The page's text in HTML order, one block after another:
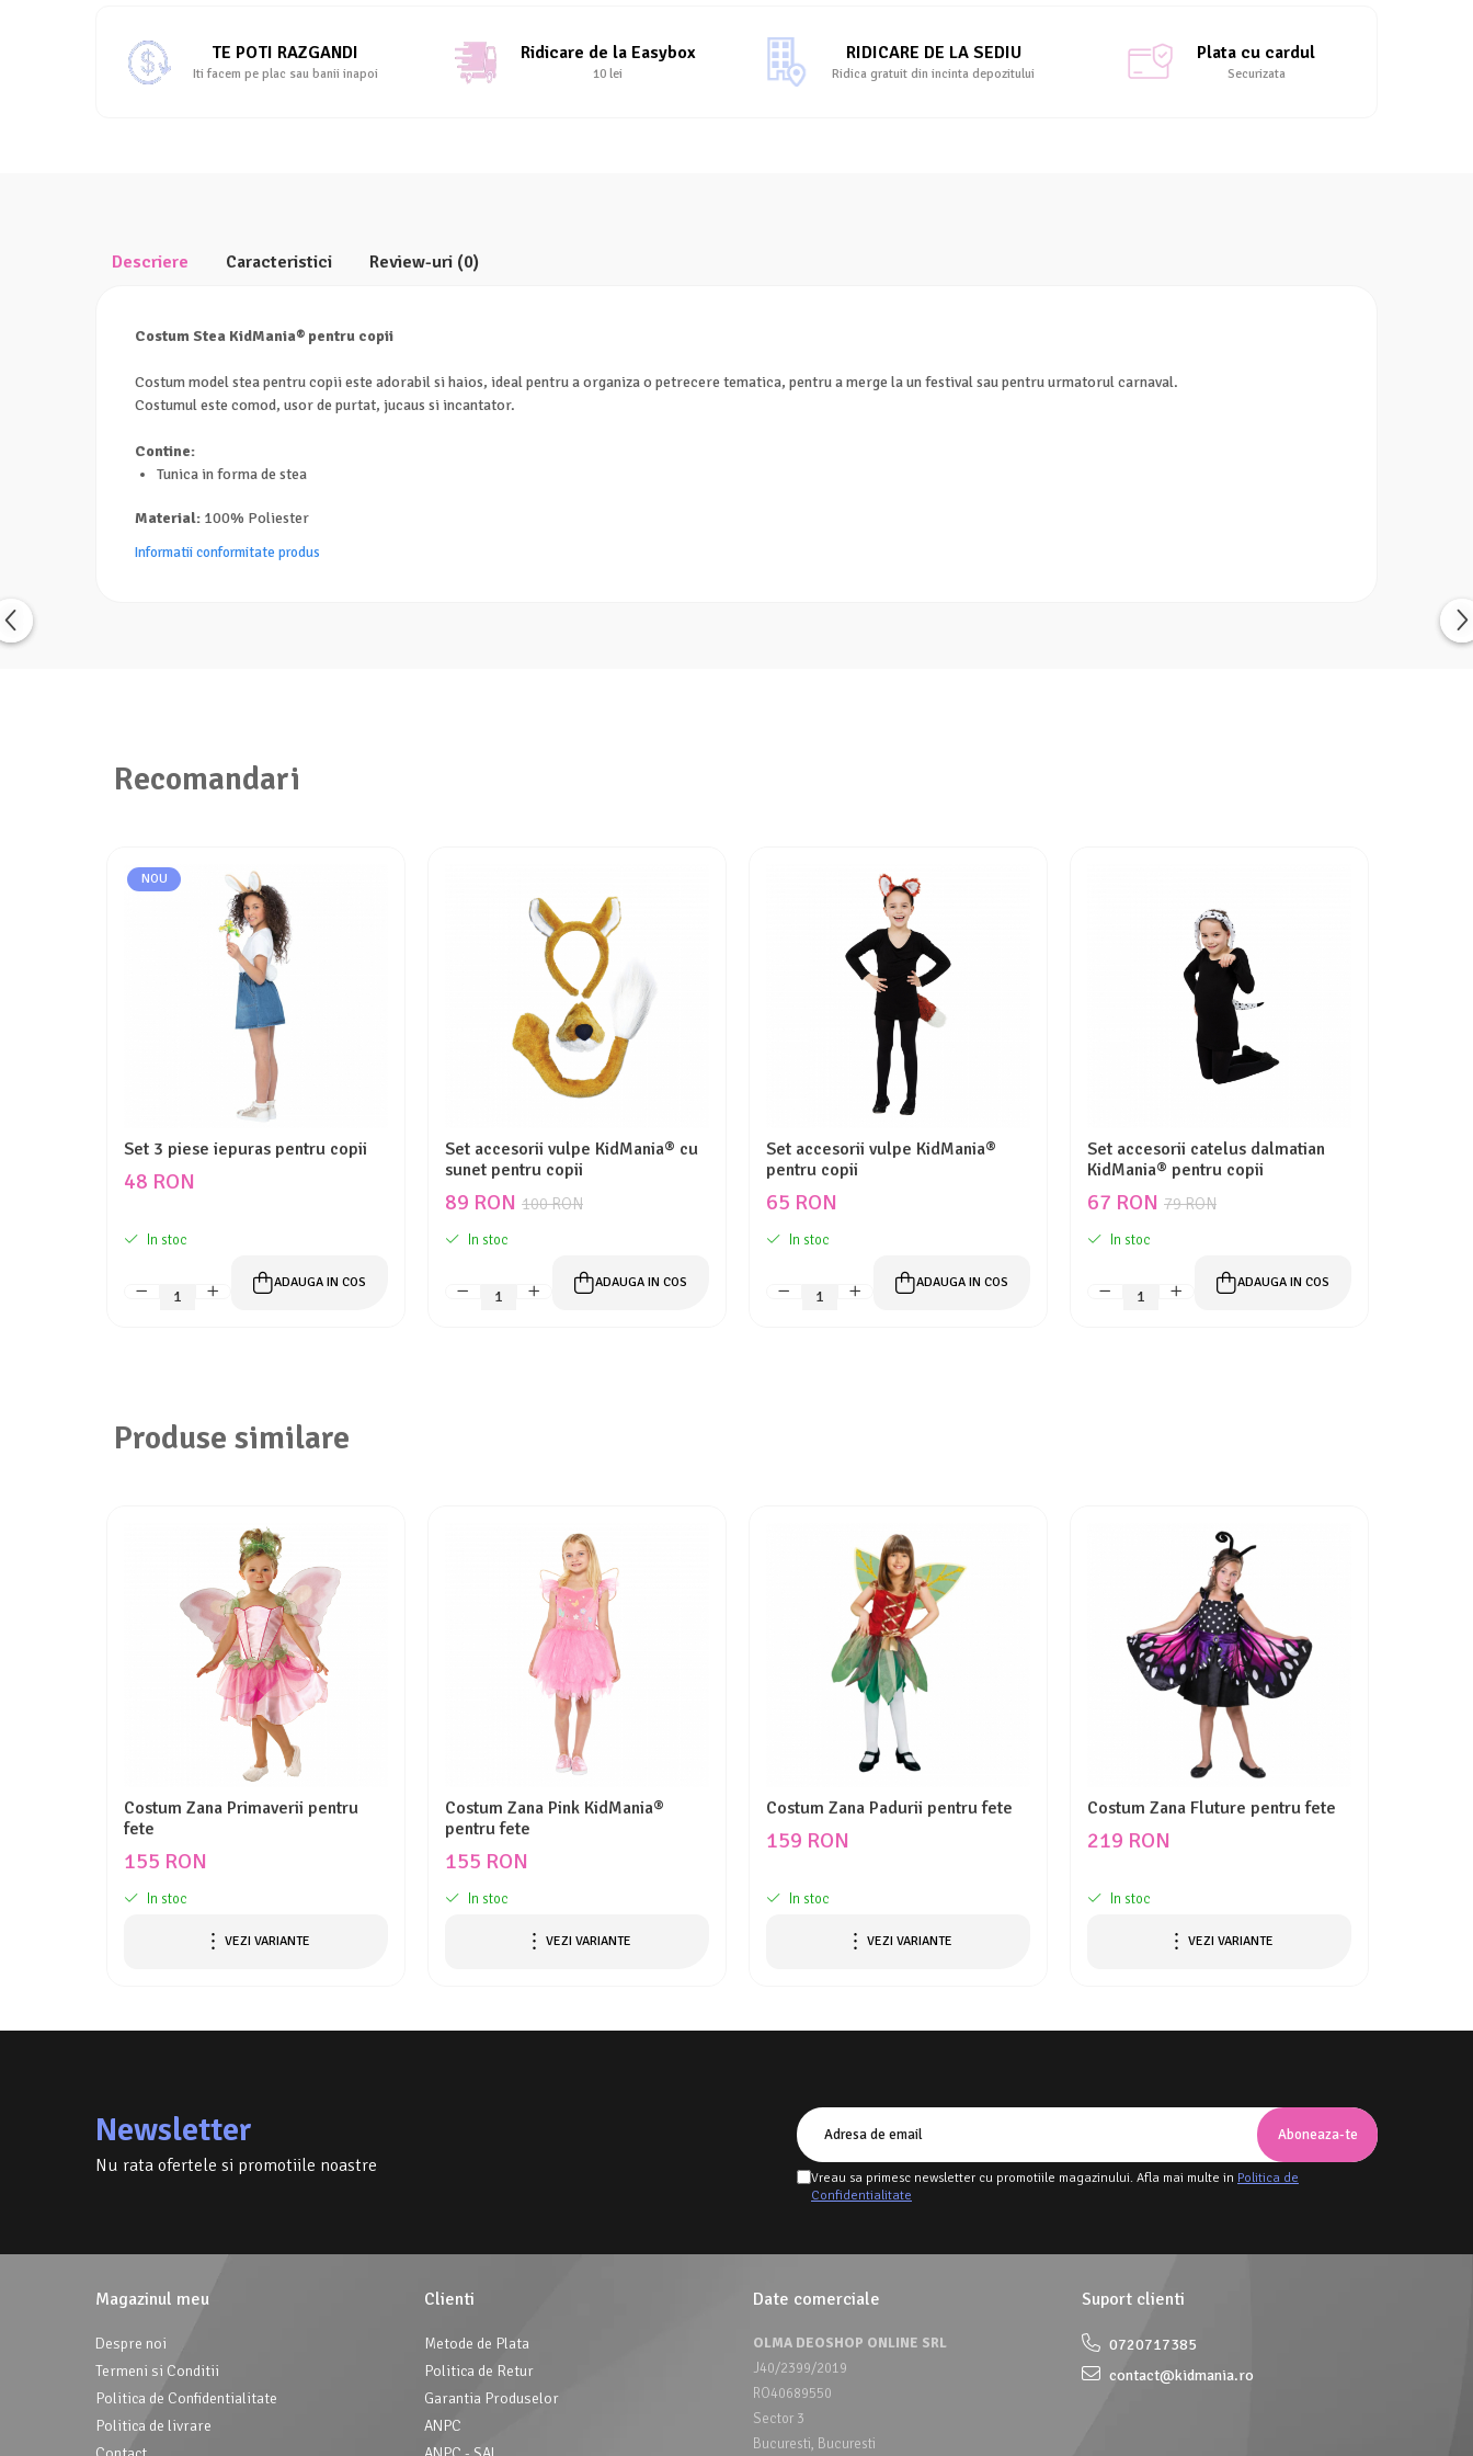
TE POTI RAZGANDI
Iti facem pe plac sau banii inapoi
Ridicare de la Easybox
10 lei
RIDICARE DE LA SEDIU
Ridica gratuit din incinta depozitului
Plata cu cardul
Securizata
Descriere Caracteristici Review-uri (0)
Costum Stea KidMania® pentru copii
Costum model stea pentru copii este adorabil si haios, ideal pentru a organiza o petrecere tematica, pentru a merge la un festival sau pentru urmatorul carnaval.
Costumul este comod, usor de purtat, jucaus si incantator.
Contine:
Tunica in forma de stea
Material: 100% Poliester
Informatii conformitate produs
Recomandari
NOU
Set 3 piese iepuras pentru copii
48 RON
In stoc
ADAUGA IN COS
Set accesorii vulpe KidMania® cu
sunet pentru copii
100 RON
89 RON
In stoc
ADAUGA IN COS
Set accesorii vulpe KidMania®
pentru copii
65 RON
In stoc
ADAUGA IN COS
Set accesorii catelus dalmatian
KidMania® pentru copii
79 RON
67 RON
In stoc
ADAUGA IN COS
Produse similare
Costum Zana Primaverii pentru
fete
155 RON
In stoc
VEZI VARIANTE
Costum Zana Pink KidMania®
pentru fete
155 RON
In stoc
VEZI VARIANTE
Costum Zana Padurii pentru fete
159 RON
In stoc
VEZI VARIANTE
Costum Zana Fluture pentru fete
219 RON
In stoc
VEZI VARIANTE
Newsletter
Nu rata ofertele si promotiile noastre
Vreau sa primesc newsletter cu promotiile magazinului. Afla mai multe in Politica de
Confidentialitate
Magazinul meu
Despre noi
Termeni si Conditii
Politica de Confidentialitate
Politica de livrare
Clienti
Metode de Plata
Politica de Retur
Garantia Produselor
ANPC
Date comerciale
OLMA DEOSHOP ONLINE SRL
J40/2399/2019
RO40689550
Sector 3
Bucuresti, Bucuresti
Suport clienti
0720717385
contact@kidmania.ro